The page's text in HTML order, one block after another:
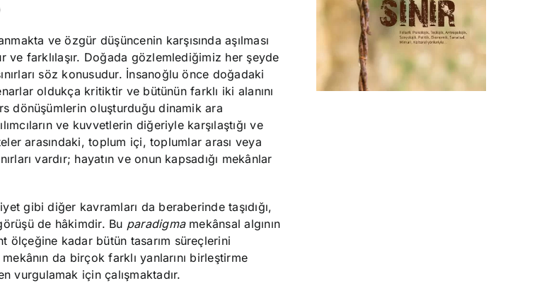
ve özgür düşüncenin karşısında aşılması
ve farklılaşır. Doğada gözlemlediğimiz her şeyde
söz konusudur. İnsanoğlu önce doğadaki
oldukça kritiktir ve bütünün farklı iki alanını
dönüşümlerin oluşturduğu dinamik ara
ve kuvvetlerin diğeriyle karşılaştığı ve
arasındaki, toplum içi, toplumlar arası veya
vardır; hayatın ve onun kapsadığı mekânlar
gibi diğer kavramları da beraberinde taşıdığı,
de hâkimdir. Bu paradigma mekânsal algının
ölçeğine kadar bütün tasarım süreçlerini
da birçok farklı yanlarını birleştirme
vurgulamak için çalışmaktadır.